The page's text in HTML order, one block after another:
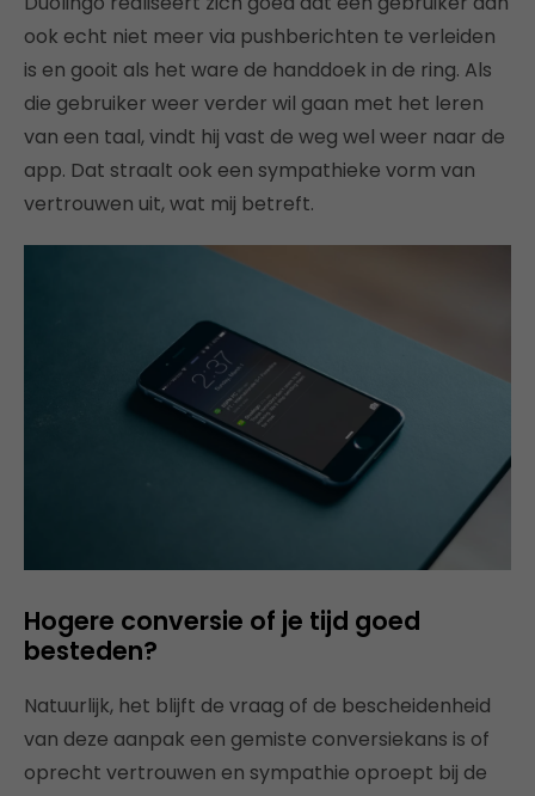
ook echt niet meer via pushberichten te verleiden
is en gooit als het ware de handdoek in de ring. Als
die gebruiker weer verder wil gaan met het leren
van een taal, vindt hij vast de weg wel weer naar de
app. Dat straalt ook een sympathieke vorm van
vertrouwen uit, wat mij betreft.
Hogere conversie of je tijd goed
besteden?
Natuurlijk, het blijft de vraag of de bescheidenheid
van deze aanpak een gemiste conversiekans is of
oprecht vertrouwen en sympathie oproept bij de